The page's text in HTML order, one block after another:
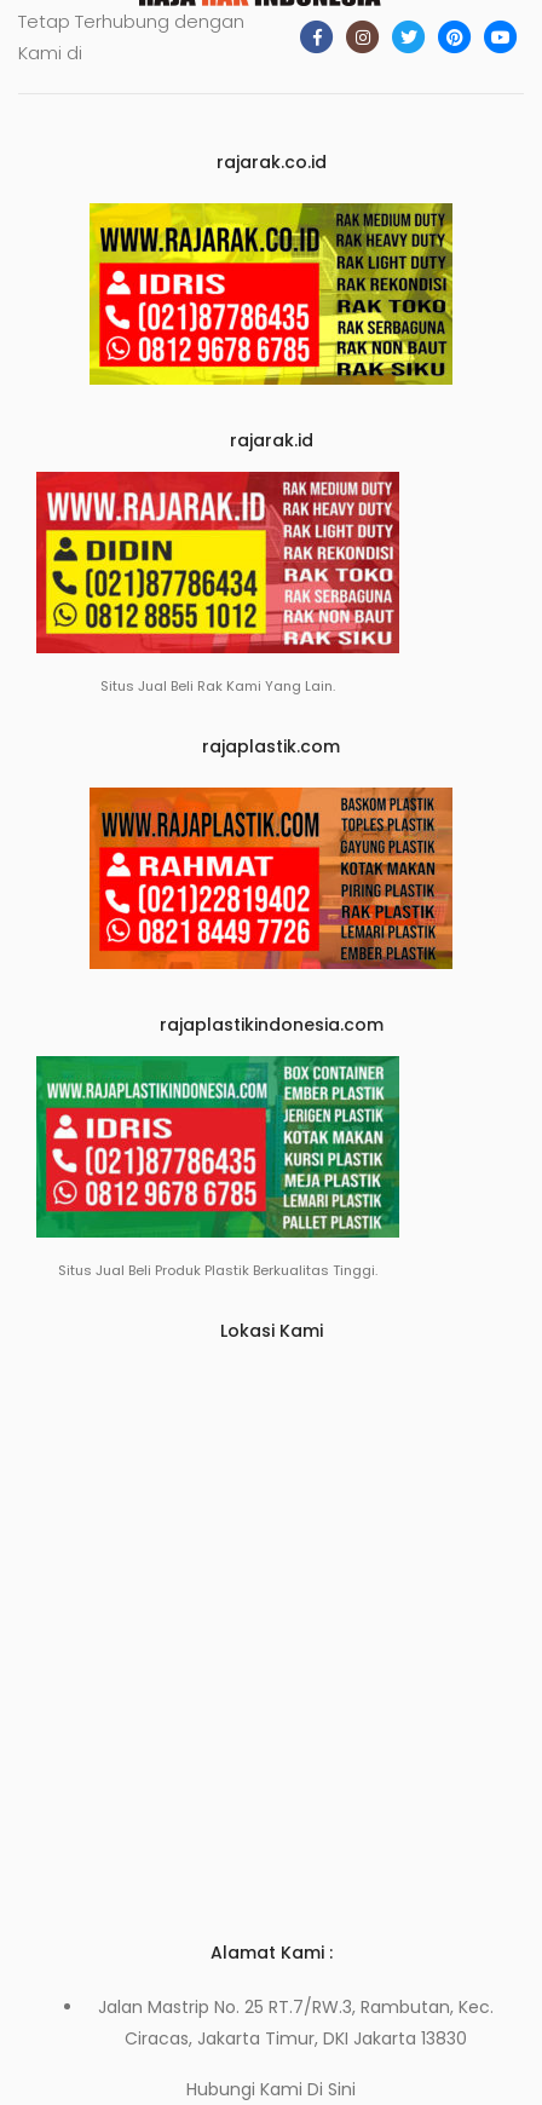
Tetap Terhubung dengan
Kami di
rajarak.co.id
rajarak.id
Situs Jual Beli Rak Kami Yang Lain.
rajaplastik.com
rajaplastikindonesia.com
Situs Jual Beli Produk Plastik Berkualitas Tinggi.
Lokasi Kami
Alamat Kami :
Jalan Mastrip No. 25 RT.7/RW.3, Rambutan, Kec.
Ciracas, Jakarta Timur, DKI Jakarta 13830
Hubungi Kami Di Sini